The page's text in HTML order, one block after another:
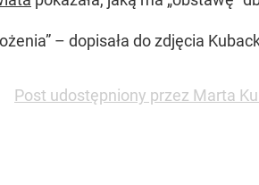
– dopisała do zdjęcia
Post udostępniony przez Marta